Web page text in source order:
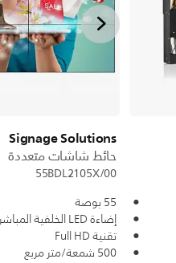
Signage Solutions
حائط شاشات متعددة
55BDL2105X/00
55 بوصة
إضاءة LED الخلفية المباشرة
تقنية Full HD
500 شمعة/متر مربع